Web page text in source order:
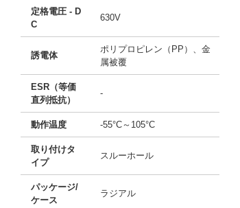
定格電圧 - D
C
630V
誘電体
ポリプロピレン（PP）、金
属被覆
ESR（等価
直列抵抗）
-
動作温度 -55°C～105°C
取り付けタ
イプ
スルーホール
パッケージ/
ケース
ラジアル